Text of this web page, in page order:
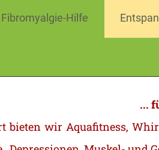
Fibromyalgie-Hilfe
...
bieten wir Aquafitness,